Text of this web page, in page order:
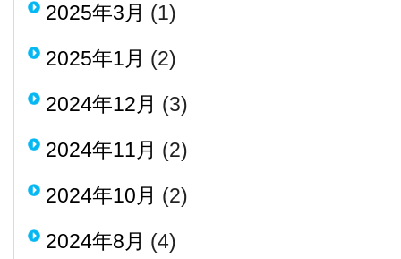
2025年3月 (1)
2025年1月 (2)
2024年12月 (3)
2024年11月 (2)
2024年10月 (2)
2024年8月 (4)